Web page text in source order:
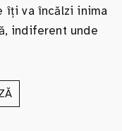
îți va încălzi inima
indiferent unde